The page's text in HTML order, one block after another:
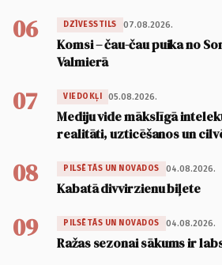
06 DZĪVESSTILS 07.08.2026.
Komsi – čau-čau puika no
Valmierā
07 VIEDOKĻI 05.08.2026.
Mediju vide mākslīgā
realitāti, uzticēšanos un
08 PILSĒTĀS UN NOVADOS 04.08.2026.
Kabatā divvirzienu biļete
09 PILSĒTĀS UN NOVADOS 04.08.2026.
Ražas sezonai sākums ir